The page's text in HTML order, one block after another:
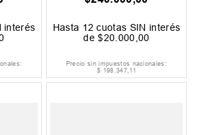
interés
Hasta 12 cuotas SIN interés
de$20 000 00
Precio sin impuestos nacionales:
$ 198.347,11